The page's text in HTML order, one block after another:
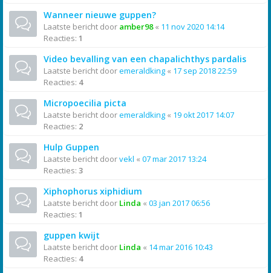
Wanneer nieuwe guppen?
Laatste bericht door amber98« 11 nov 2020 14:14
Reacties: 1
Video bevalling van een chapalichthys pardalis
Laatste bericht dooremeraldking « 17 sep 2018 22:59
Reacties: 4
Micropoecilia picta
Laatste bericht dooremeraldking « 19 okt 2017 14:07
Reacties: 2
Hulp Guppen
Laatste bericht doorvekl « 07 mar 2017 13:24
Reacties: 3
Xiphophorus xiphidium
Laatste bericht door Linda « 03 jan 2017 06:56
Reacties: 1
guppen kwijt
Laatste bericht door Linda « 14 mar 2016 10:43
Reacties: 4